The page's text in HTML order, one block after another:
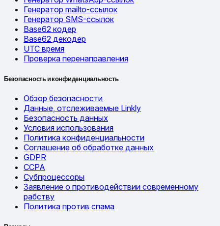
Генератор mailto-ссылок
Генератор SMS-ссылок
Base62 кодер
Base62 декодер
UTC время
Проверка перенаправления
Безопасность и конфиденциальность
Обзор безопасности
Данные, отслеживаемые Linkly
Безопасность данных
Условия использования
Политика конфиденциальности
Соглашение об обработке данных
GDPR
CCPA
Субпроцессоры
Заявление о противодействии современному
рабству
Политика против спама